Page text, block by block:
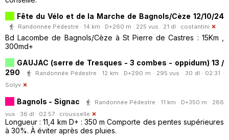
Fête du Vélo et de la Marche de Bagnols/Cèze 12/10/24
Randonnée Pédestre · 14 km · D+260 m · 225 vus · 21 dl · costantini
Bd Lacombe de Bagnols/Cèze à St Pierre de Castres : 15Km ,
300md+
GAUJAC (serre de Tresques - 3 combes - oppidum) 13 /
290
Randonnée Pédestre · 12 km · D+290 m · 295 vus · 30 dl · 02:31 ·
Solyv
Bagnols - Signac
Randonnée Pédestre · 11 km · D+350 m · 286
vus · 36 dl · 02:57 · crousselle
Longueur : 11,4 km D+ : 350 m Comporte des pentes supérieures
à 30%. À éviter après des pluies.